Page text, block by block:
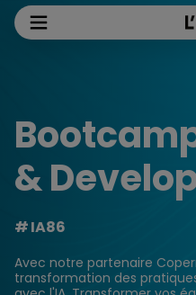
&
IA86
Avec notre partenaire
transformation des